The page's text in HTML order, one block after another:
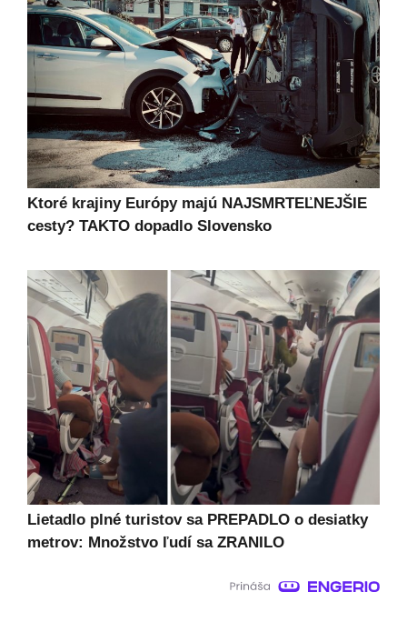
Ktoré krajiny Európy majú NAJSMRTEĽNEJŠIE
cesty? TAKTO dopadlo Slovensko
Lietadlo plné turistov sa PREPADLO o desiatky
metrov: Množstvo ľudí sa ZRANILO